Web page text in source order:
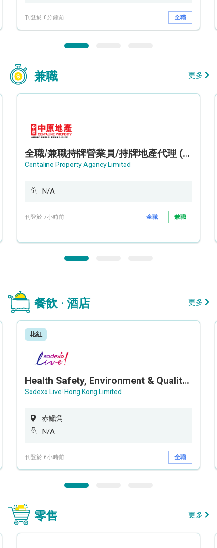
刊登於 8分鐘前 全職
兼職 更多
全職/兼職持牌營業員/持牌地產代理 (長沙灣/將軍澳/油塘)
Centaline Property Agency Limited
N/A
刊登於 7小時前 全職 兼職
餐飲 · 酒店 更多
花紅
Health Safety, Environment & Quality Assurance Officer (Maternity cover – 5 months contract)
Sodexo Live! Hong Kong Limited
赤鱲角
N/A
刊登於 6小時前 全職
零售 更多